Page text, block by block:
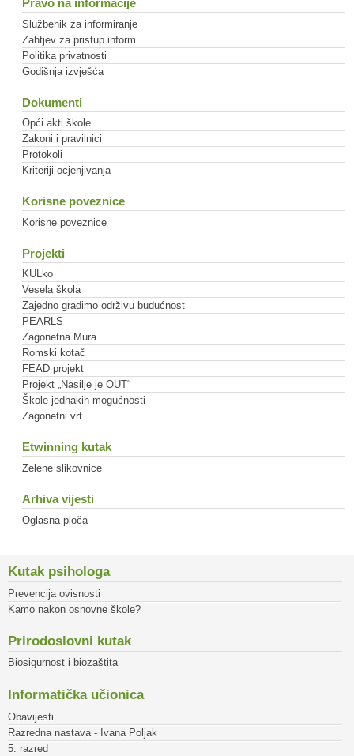
Pravo na informacije
Službenik za informiranje
Zahtjev za pristup inform.
Politika privatnosti
Godišnja izvješća
Dokumenti
Opći akti škole
Zakoni i pravilnici
Protokoli
Kriteriji ocjenjivanja
Korisne poveznice
Korisne poveznice
Projekti
KULko
Vesela škola
Zajedno gradimo održivu budućnost
PEARLS
Zagonetna Mura
Romski kotač
FEAD projekt
Projekt „Nasilje je OUT“
Škole jednakih mogućnosti
Zagonetni vrt
Etwinning kutak
Zelene slikovnice
Arhiva vijesti
Oglasna ploča
Kutak psihologa
Prevencija ovisnosti
Kamo nakon osnovne škole?
Prirodoslovni kutak
Biosigurnost i biozaštita
Informatička učionica
Obavijesti
Razredna nastava - Ivana Poljak
5. razred